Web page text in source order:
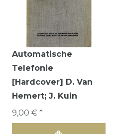
Automatische
Telefonie
[Hardcover] D. Van
Hemert; J. Kuin
9,00 € *